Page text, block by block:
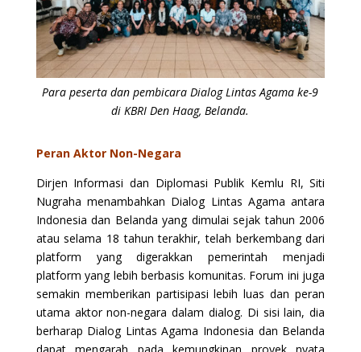
Para peserta dan pembicara Dialog Lintas Agama ke-9
di KBRI Den Haag, Belanda.
Peran Aktor Non-Negara
Dirjen Informasi dan Diplomasi Publik Kemlu RI, Siti
Nugraha menambahkan Dialog Lintas Agama antara
Indonesia dan Belanda yang dimulai sejak tahun 2006
atau selama 18 tahun terakhir, telah berkembang dari
platform yang digerakkan pemerintah menjadi
platform yang lebih berbasis komunitas. Forum ini juga
semakin memberikan partisipasi lebih luas dan peran
utama aktor non-negara dalam dialog. Di sisi lain, dia
berharap Dialog Lintas Agama Indonesia dan Belanda